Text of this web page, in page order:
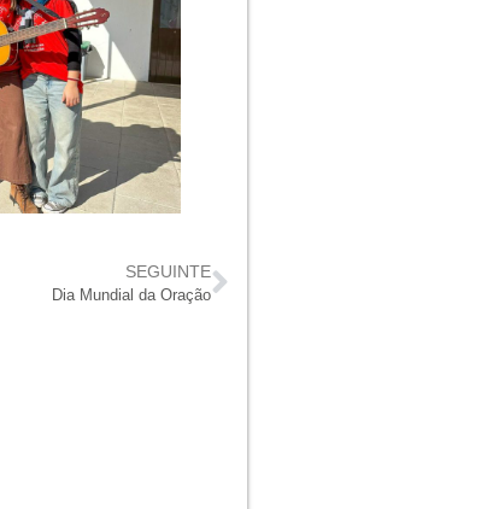
SEGUINTE
Dia Mundial da Oração